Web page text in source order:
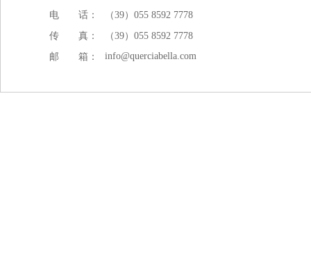
电 话：
（39）055 8592 7778
传 真：
（39）055 8592 7778
邮 箱：
info@querciabella.com